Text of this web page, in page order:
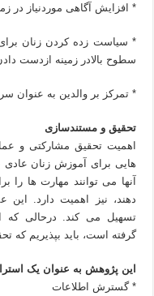
* افزایش آگاهی موردنیاز در
* سیاست زده کردن زنان
سطوح بالادر زمینه ازدست
* تمرکز بر والدین به عنوان
تحقیق و مستندسازی
اهمیت تحقیق مشارکتی و
هایی برای آموزش زنان عادی
آنها می توانند مهارت ها
دهند، نیز اهمیت دارد. این
تسهیل می کند. درحالی که
گرفته است، باید بپذیریم که
این پژوهش به عنوان یک
* گسترش اطلاعات